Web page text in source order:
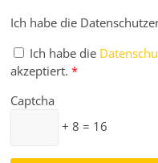
Ich habe die
Ich habe die
akzeptiert. *
Captcha
+ 8 = 16